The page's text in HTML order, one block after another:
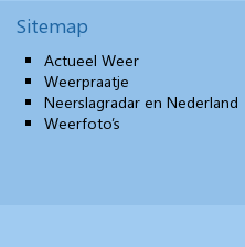
Sitemap
Actueel Weer
Weerpraatje
Neerslagradar en Nederland
Weerfoto’s